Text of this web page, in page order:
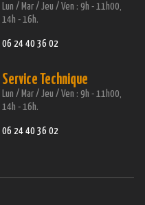
Lun / Mar / Jeu / Ven : 9h - 11h00,
14h - 16h.
06 24 40 36 02
Service Technique
Lun / Mar / Jeu / Ven : 9h - 11h00,
14h - 16h.
06 24 40 36 02